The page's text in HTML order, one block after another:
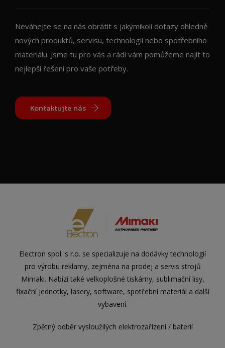
Neváhejte se na nás obrátit s jakýmikoli dotazy ohledně
nových produktů, servisu, technologií nebo spotřebního
materiálu. Jsme tu pro vás a rádi vám pomůžeme najít to
nejlepší řešení pro vaše potřeby.
Kontaktujte nás
Electron spol. s r.o. se specializuje na dodávky technologií
pro výrobu reklamy, zejména na prodej a servis strojů
Mimaki. Nabízí také velkoplošné tiskárny, sublimační lisy,
fixační jednotky, lasery, software, spotřební materiál a další
vybavení.
Zpětný odběr vysloužilých elektrozařízení / baterií